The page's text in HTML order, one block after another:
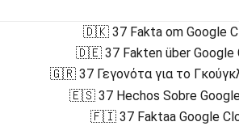
🇩🇰 37 Fakta om Google
🇩🇪 37 Fakten über Google
🇬🇷 37 Γεγονότα για το
🇪🇸 37 Hechos Sobre
🇫🇮 37 Faktaa Google